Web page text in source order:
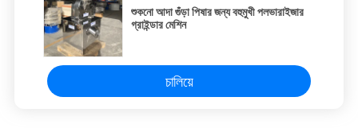
শুকনো আদা গুঁড়া পিষার জন্য বহুমুখী পলভারাইজার
গ্রাইন্ডার মেশিন
চালিয়ে